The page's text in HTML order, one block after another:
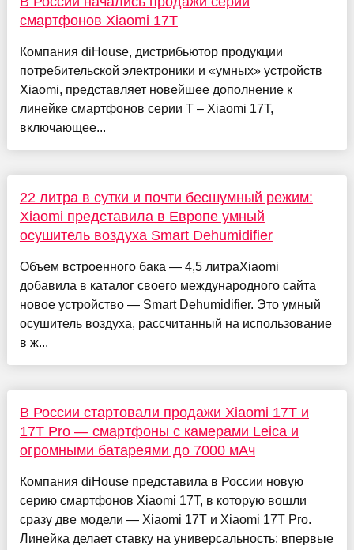
смартфонов Xiaomi 17T
Компания diHouse, дистрибьютор продукции
потребительской электроники и «умных» устройств
Xiaomi, представляет новейшее дополнение к
линейке смартфонов серии T – Xiaomi 17T,
включающее...
22 литра в сутки и почти бесшумный режим:
Xiaomi представила в Европе умный
осушитель воздуха Smart Dehumidifier
Объем встроенного бака — 4,5 литраXiaomi
добавила в каталог своего международного сайта
новое устройство — Smart Dehumidifier. Это умный
осушитель воздуха, рассчитанный на использование
в ж...
В России стартовали продажи Xiaomi 17T и
17T Pro — смартфоны с камерами Leica и
огромными батареями до 7000 мАч
Компания diHouse представила в России новую
серию смартфонов Xiaomi 17T, в которую вошли
сразу две модели — Xiaomi 17T и Xiaomi 17T Pro.
Линейка делает ставку на универсальность: впервые